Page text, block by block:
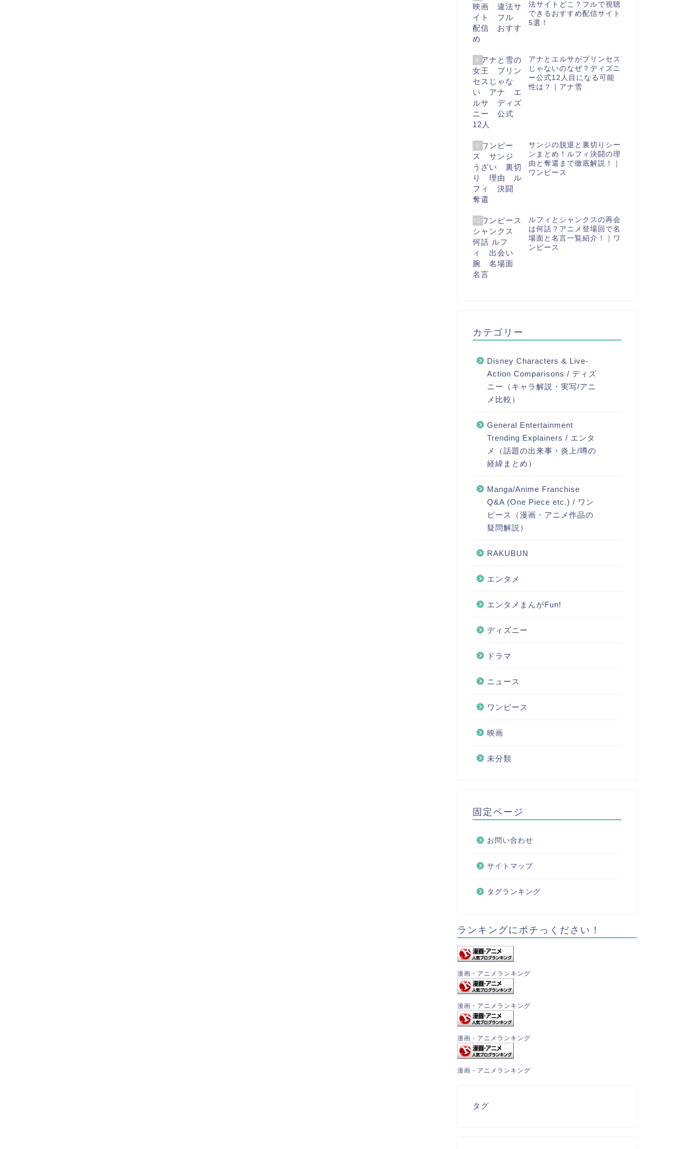
法サイトどこ？フルで視聴
できるおすすめ配信サイト
5選！
8
アナとエルサがプリンセス
じゃないのなぜ？ディズニ
ー公式12人目になる可能
性は？｜アナ雪
9
サンジの脱退と裏切りシー
ンまとめ！ルフィ決闘の理
由と奪還まで徹底解説！｜
ワンピース
10
ルフィとシャンクスの再会
は何話？アニメ登場回で名
場面と名言一覧紹介！｜ワ
ンピース
カテゴリー
Disney Characters & Live-
Action Comparisons / ディズ
ニー（キャラ解説・実写/アニ
メ比較）
General Entertainment
Trending Explainers / エンタ
メ（話題の出来事・炎上/噂の
経緯まとめ）
Manga/Anime Franchise
Q&A (One Piece etc.) / ワン
ピース（漫画・アニメ作品の
疑問解説）
RAKUBUN
エンタメ
エンタメまんがFun!
ディズニー
ドラマ
ニュース
ワンピース
映画
未分類
固定ページ
お問い合わせ
サイトマップ
タグランキング
ランキングにポチっください！
漫画・アニメランキング
漫画・アニメランキング
漫画・アニメランキング
漫画・アニメランキング
タグ